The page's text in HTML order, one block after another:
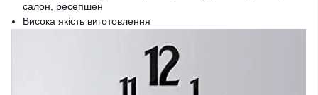
салон, ресепшен
Висока якість виготовлення